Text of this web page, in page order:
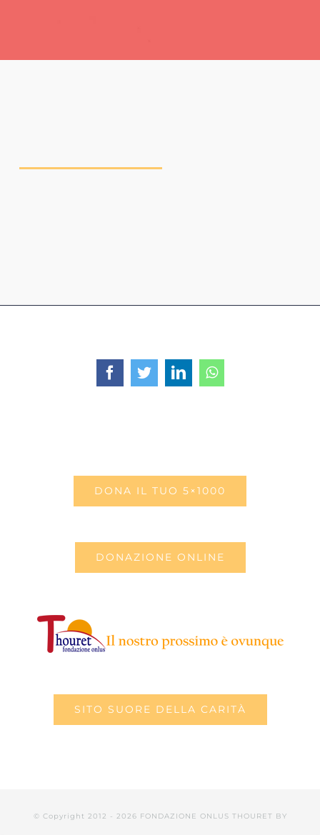
FacebookTwitterLinkedInWhatsApp
DONA IL TUO 5×1000
DONAZIONE ONLINE
SITO SUORE DELLA CARITÀ
© Copyright 2012 - 2026 FONDAZIONE ONLUS THOURET BY